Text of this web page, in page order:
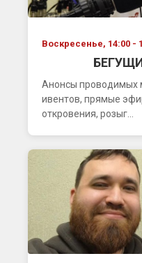
Воскресенье, 14:00 -
Анонсы проводимых
ивентов, прямые
откровения, розыг...